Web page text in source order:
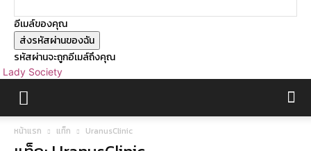
อีเมล์ของคุณ
รหัสผ่านจะถูกอีเมล์ถึงคุณ
Lady Society
หน้าแรก แท็ก UranusClinic